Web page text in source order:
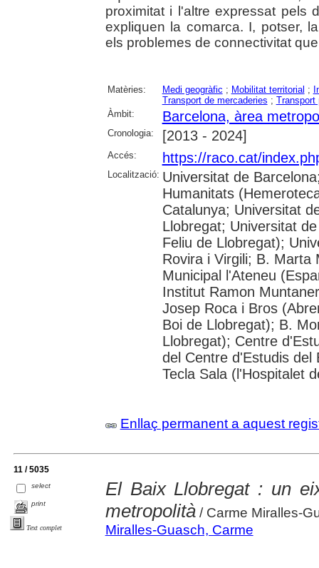
proximitat i l'altre expressat pels
expliquen la comarca. I, potser,
els problemes de connectivitat
Matèries: Medi geogràfic ; Mobilitat territorial ;
Transport de mercaderies ; Transport
Àmbit:
Barcelona, àrea
Cronologia: [2013 - 2024]
Accés: https://raco.cat/
Localització: Universitat de
Humanitats
Catalunya; Universitat
Llobregat; Universitat
Feliu de Llobregat);
Rovira i Virgili; B. Marta
Municipal l'Ateneu
Institut Ramon
Josep Roca i Bros
Boi de Llobregat); B.
Llobregat); Centre
del Centre d'Estudis del
Tecla Sala (l'Hospitalet
Enllaç permanent a aquest
11 / 5035
select
print
Text complet
El Baix Llobregat : un
metropolità/ Carme Miralles-
Miralles-Guasch, Carme